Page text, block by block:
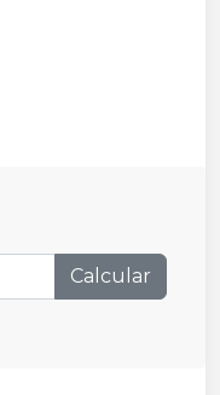
Calcular